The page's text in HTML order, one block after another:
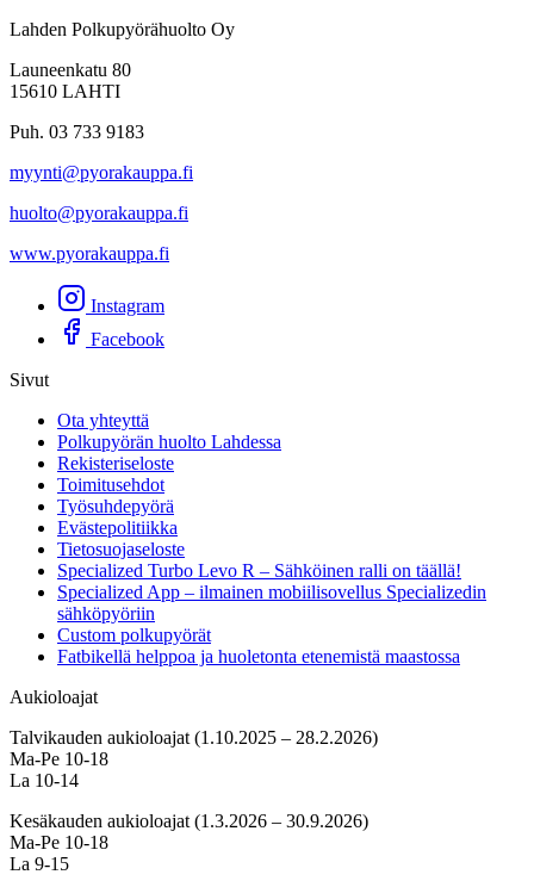
Lahden Polkupyörähuolto Oy
Launeenkatu 80
15610 LAHTI
Puh. 03 733 9183
myynti@pyorakauppa.fi
huolto@pyorakauppa.fi
www.pyorakauppa.fi
Instagram
Facebook
Sivut
Ota yhteyttä
Polkupyörän huolto Lahdessa
Rekisteriseloste
Toimitusehdot
Työsuhdepyörä
Evästepolitiikka
Tietosuojaseloste
Specialized Turbo Levo R – Sähköinen ralli on täällä!
Specialized App – ilmainen mobiilisovellus Specializedin
sähköpyöriin
Custom polkupyörät
Fatbikellä helppoa ja huoletonta etenemistä maastossa
Aukioloajat
Talvikauden aukioloajat (1.10.2025 – 28.2.2026)
Ma-Pe 10-18
La 10-14
Kesäkauden aukioloajat (1.3.2026 – 30.9.2026)
Ma-Pe 10-18
La 9-15